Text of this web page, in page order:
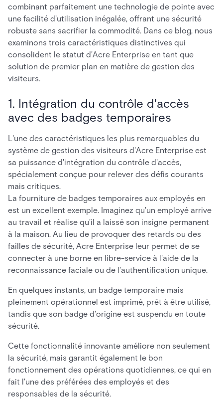
combinant parfaitement une technologie de pointe avec
une facilité d'utilisation inégalée, offrant une sécurité
robuste sans sacrifier la commodité. Dans ce blog, nous
examinons trois caractéristiques distinctives qui
consolident le statut d'Acre Enterprise en tant que
solution de premier plan en matière de gestion des
visiteurs.
1. Intégration du contrôle d'accès
avec des badges temporaires
L'une des caractéristiques les plus remarquables du
système de gestion des visiteurs d'Acre Enterprise est
sa puissance d'intégration du contrôle d'accès,
spécialement conçue pour relever des défis courants
mais critiques.
La fourniture de badges temporaires aux employés en
est un excellent exemple. Imaginez qu'un employé arrive
au travail et réalise qu'il a laissé son insigne permanent
à la maison. Au lieu de provoquer des retards ou des
failles de sécurité, Acre Enterprise leur permet de se
connecter à une borne en libre-service à l'aide de la
reconnaissance faciale ou de l'authentification unique.
En quelques instants, un badge temporaire mais
pleinement opérationnel est imprimé, prêt à être utilisé,
tandis que son badge d'origine est suspendu en toute
sécurité.
Cette fonctionnalité innovante améliore non seulement
la sécurité, mais garantit également le bon
fonctionnement des opérations quotidiennes, ce qui en
fait l'une des préférées des employés et des
responsables de la sécurité.